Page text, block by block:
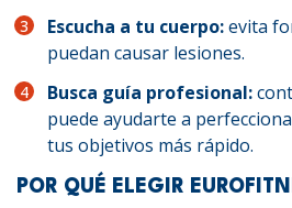
Escucha a tu cuerpo:evita
puedan causar lesiones.
Busca guía profesional:
puede ayudarte a
tus objetivos más rápido.
POR QUÉ ELEGIR